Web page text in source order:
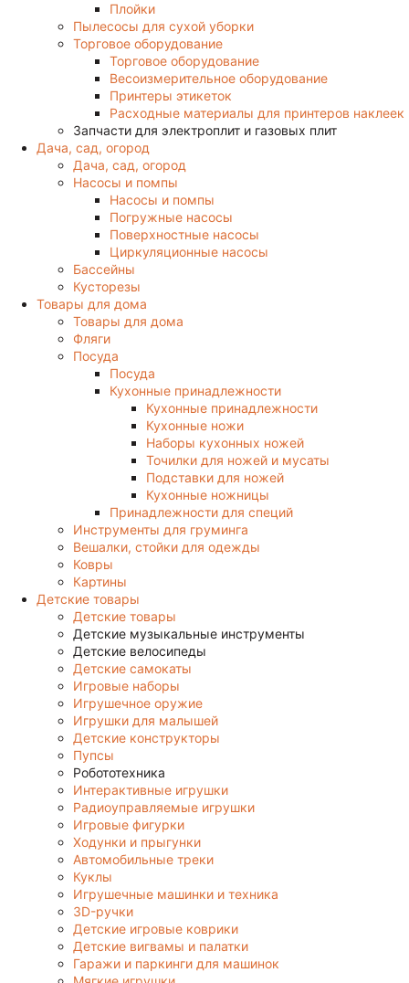
Плойки
Пылесосы для сухой уборки
Торговое оборудование
Торговое оборудование
Весоизмерительное оборудование
Принтеры этикеток
Расходные материалы для принтеров наклеек
Запчасти для электроплит и газовых плит
Дача, сад, огород
Дача, сад, огород
Насосы и помпы
Насосы и помпы
Погружные насосы
Поверхностные насосы
Циркуляционные насосы
Бассейны
Кусторезы
Товары для дома
Товары для дома
Фляги
Посуда
Посуда
Кухонные принадлежности
Кухонные принадлежности
Кухонные ножи
Наборы кухонных ножей
Точилки для ножей и мусаты
Подставки для ножей
Кухонные ножницы
Принадлежности для специй
Инструменты для груминга
Вешалки, стойки для одежды
Ковры
Картины
Детские товары
Детские товары
Детские музыкальные инструменты
Детские велосипеды
Детские самокаты
Игровые наборы
Игрушечное оружие
Игрушки для малышей
Детские конструкторы
Пупсы
Робототехника
Интерактивные игрушки
Радиоуправляемые игрушки
Игровые фигурки
Ходунки и прыгунки
Автомобильные треки
Куклы
Игрушечные машинки и техника
3D-ручки
Детские игровые коврики
Детские вигвамы и палатки
Гаражи и паркинги для машинок